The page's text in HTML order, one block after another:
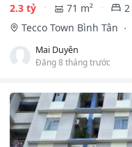
2.3 tỷ
71 m² 2
Tecco Town Bình Tân
Mai Duyên
Đăng 8 tháng trước